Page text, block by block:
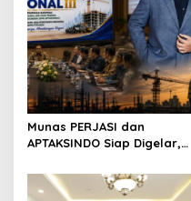
Munas PERJASI dan
APTAKSINDO Siap Digelar,
Revisi AD/ART